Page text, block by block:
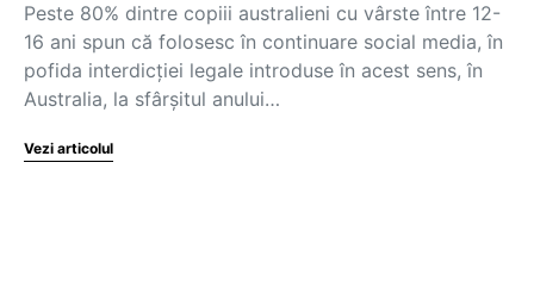
Peste 80% dintre copiii australieni cu vârste între 12-
16 ani spun că folosesc în continuare social media, în
pofida interdicției legale introduse în acest sens, în
Australia, la sfârșitul anului…
Vezi articolul